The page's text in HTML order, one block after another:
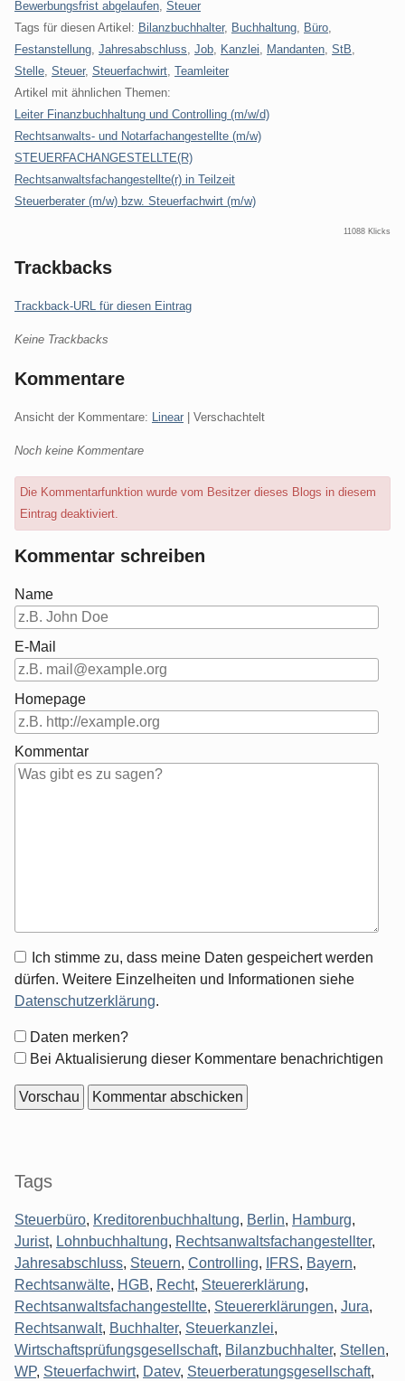
Kategorien:
Bewerbungsfrist abgelaufen Steuer
Tags für diesen Artikel: Bilanzbuchhalter, Buchhaltung Büro
Festanstellung Jahresabschluss Job Kanzlei Mandanten StB
Stelle Steuer, Steuerfachwirt Teamleiter
Artikel mit ähnlichen Themen:
Leiter Finanzbuchhaltung und Controlling (m/w/d)
Rechtsanwalts- und Notarfachangestellte (m/w)
STEUERFACHANGESTELLTE(R)
Rechtsanwaltsfachangestellte(r) in Teilzeit
Steuerberater (m/w) bzw. Steuerfachwirt (m/w)
11088 Klicks
Trackbacks
Trackback-URL für diesen Eintrag
Keine Trackbacks
Kommentare
Ansicht der Kommentare: Linear | Verschachtelt
Noch keine Kommentare
Die Kommentarfunktion wurde vom Besitzer dieses Blogs in diesem
Eintrag deaktiviert.
Kommentar schreiben
Name
E-Mail
Homepage
Kommentar
Antwort
zu
Ich stimme zu, dass meine Daten gespeichert werden
dürfen. Weitere Einzelheiten und Informationen siehe
Datenschutzerklärung.
Formular-
Optionen
Daten merken?
Bei Aktualisierung dieser Kommentare benachrichtigen
Tags
Steuerbüro, Kreditorenbuchhaltung, Berlin, Hamburg,
Jurist, Lohnbuchhaltung, Rechtsanwaltsfachangestellter,
Jahresabschluss, Steuern, Controlling, IFRS, Bayern,
Rechtsanwälte, HGB, Recht, Steuererklärung,
Rechtsanwaltsfachangestellte, Steuererklärungen, Jura,
Rechtsanwalt, Buchhalter, Steuerkanzlei,
Wirtschaftsprüfungsgesellschaft, Bilanzbuchhalter, Stellen,
WP, Steuerfachwirt, Datev, Steuerberatungsgesellschaft,